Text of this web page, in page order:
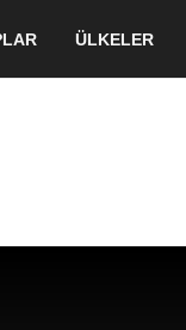
ÜLKELER